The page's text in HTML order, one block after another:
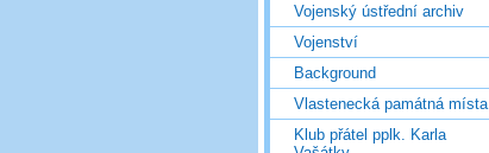
Vojenský ústřední archiv
Vojenství
Background
Vlastenecká památná místa
Klub přátel pplk. Karla